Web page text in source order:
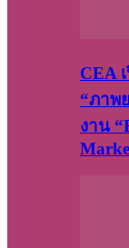
CEA
“ภาพ
งาน